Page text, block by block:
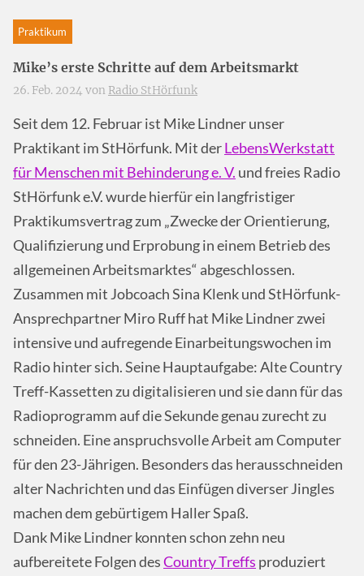
Praktikum
Mike’s erste Schritte auf dem Arbeitsmarkt
26. Feb. 2024 von Radio StHörfunk
Seit dem 12. Februar ist Mike Lindner unser
Praktikant im StHörfunk. Mit derLebensWerkstatt
für Menschen mit Behinderung e. V. und freies Radio
StHörfunk e.V. wurde hierfür ein langfristiger
Praktikumsvertrag zum „Zwecke der Orientierung,
Qualifizierung und Erprobung in einem Betrieb des
allgemeinen Arbeitsmarktes“ abgeschlossen.
Zusammen mit Jobcoach Sina Klenk und StHörfunk-
Ansprechpartner Miro Ruff hat Mike Lindner zwei
intensive und aufregende Einarbeitungswochen im
Radio hinter sich. Seine Hauptaufgabe: Alte Country
Treff-Kassetten zu digitalisieren und sie dann für das
Radioprogramm auf die Sekunde genau zurecht zu
schneiden. Eine anspruchsvolle Arbeit am Computer
für den 23-Jährigen. Besonders das herausschneiden
alter Nachrichten und das Einfügen diverser Jingles
machen dem gebürtigem Haller Spaß.
Dank Mike Lindner konnten schon zehn neu
aufbereitete Folgen desCountry Treffs produziert